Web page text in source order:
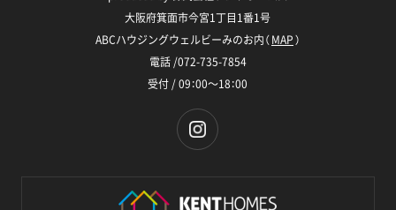
大阪府箕面市今宮1丁目1番1号
ABCハウジングウェルビーみのお内（MAP）
電話 /072-735-7854
受付 / 09：00～18：00